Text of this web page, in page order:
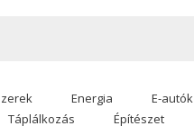
Energia E-autók
Táplálkozás Építészet